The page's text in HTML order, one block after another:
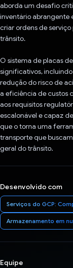
aborda um desafio
inventário abrangente
criar ordens de
trânsito.
O sistema de placas
significativos,
redução do risco de
a eficiência de custos
aos requisitos
escalonável e capaz
que o torna uma
transporte que
geral do trânsito.
Desenvolvido com
Serviços do GCP:
Armazenamento em
Equipe